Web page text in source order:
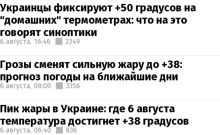
Украинцы фиксируют +50 градусов на
"домашних" термометрах: что на это
говорят синоптики
6 августа, 16:46 2349
Грозы сменят сильную жару до +38:
прогноз погоды на ближайшие дни
6 августа, 08:00 3356
Пик жары в Украине: где 6 августа
температура достигнет +38 градусов
6 августа, 06:40 836